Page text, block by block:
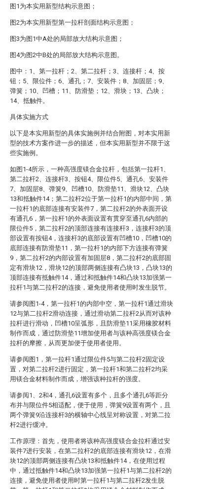
图1为本实用新型结构示意图；
图2为本实用新型第一拉杆剖面结构示意图；
图3为图1中A处的局部放大结构示意图；
图4为图2中B处的局部放大结构示意图。
图中：1、第一拉杆；2、第二拉杆；3、连接杆；4、按
钮；5、限位件；6、通孔；7、安装件；8、加固层；9、
弹簧；10、凹槽；11、防滑垫；12、滑块；13、凸块；
14、抵触件。
具体实施方式
以下是本实用新型的具体实施例并结合附图，对本实用新
型的技术方案作进一步的描述，但本实用新型并不限于这
些实施例。
如图1-4所示，一种高强度镁合金拉杆，包括第一拉杆1、
第二拉杆2、连接杆3、按钮4、限位件5、通孔6、安装件
7、加固层8、弹簧9、凹槽10、防滑垫11、滑块12、凸块
13和抵触件14；第二拉杆2位于第一拉杆1的内部中间，第
一拉杆1的底部连接有安装件7，第二拉杆2的外表面开设
有通孔6，第一拉杆1的外表面设置有贯穿至通孔6内部的
限位件5，第二拉杆2的顶部连接有连接杆3，连接杆3的顶
部设置有按钮4，连接杆3的底部设置有凹槽10，凹槽10的
底部连接有防滑垫11，第一拉杆1的内部下方连接有弹簧
9，第二拉杆2的内部设置有加固层8，第二拉杆2的底部固
定有滑块12，滑块12的顶部两侧连接有凸块13，凸块13的
顶部连接有抵触件14，通过和抵触件14和凸块13加强第一
拉杆1与第二拉杆2的连接，避免使用者使用时发生脱节。
请参阅图1-4，第一拉杆1的内部中空，第一拉杆1通过滑块
12与第二拉杆2滑动连接，通过滑动第二拉杆2从而对该种
拉杆进行滑动，凹槽10呈弧形，且防滑垫11采用橡胶材料
制作而成，通过防滑垫11增加使用者与该种高强度镁合金
拉杆的摩擦，从而更加便于使用者使用。
请参阅图1，第一拉杆1通过限位件5与第二拉杆2固定设
置，对第二拉杆2进行固定，第一拉杆1和第二拉杆2均采
用镁合金材料制作而成，增强该种拉杆的强度。
请参阅1、2和4，通孔6设置有多个，且多个通孔6等距分
布并与限位件5相适配，便于使用，弹簧9设置有两个，且
两个弹簧9沿连接杆3的横轴中心线呈对称设置，对第二拉
杆2进行缓冲。
工作原理：首先，使用者将该种高强度镁合金拉杆通过安
装件7进行安装，在第二拉杆2的底部连接有滑块12，在滑
块12的顶部两侧连接有凸块13和抵触件14，在使用过程
中，通过抵触件14和凸块13加强第一拉杆1与第二拉杆2的
连接，避免使用者使用时第一拉杆1与第二拉杆2发生脱